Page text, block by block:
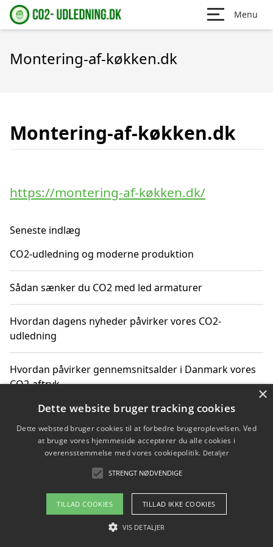
Menu
Montering-af-køkken.dk
Montering-af-køkken.dk
https://montering-af-køkken.dk/
Seneste indlæg
CO2-udledning og moderne produktion
Sådan sænker du CO2 med led armaturer
Hvordan dagens nyheder påvirker vores CO2-
udledning
Hvordan påvirker gennemsnitsalder i Danmark vores
CO2-aftryk
Hvordan nyheder om CO2-udledning påvirker vores
hverdag
Om / kontakt
Blog Betingelser
×
Dette website bruger tracking cookies
Dette websted bruger cookies til at forbedre brugeroplevelsen. Ved
at bruge vores hjemmeside accepterer du alle cookies i
overensstemmelse med vores cookiepolitik. Detaljer
STRENGT NØDVENDIGE
TILLAD COOKIES TILLAD IKKE COOKIES
VIS DETALJER